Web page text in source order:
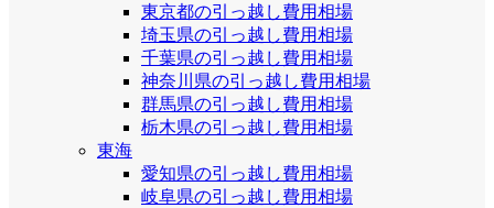
東京都の引っ越し費用相場
埼玉県の引っ越し費用相場
千葉県の引っ越し費用相場
神奈川県の引っ越し費用相場
群馬県の引っ越し費用相場
栃木県の引っ越し費用相場
東海
愛知県の引っ越し費用相場
岐阜県の引っ越し費用相場